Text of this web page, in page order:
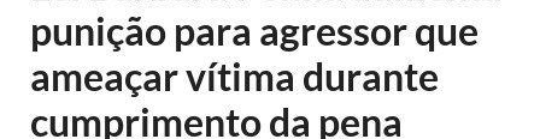
punição para agressor que
ameaçar vítima durante
cumprimento da pena